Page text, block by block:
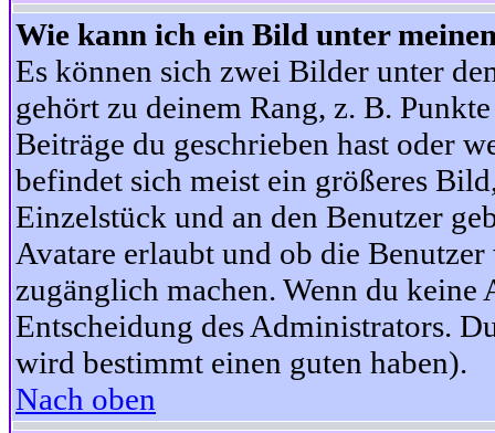
Wie kann ich ein Bild unter
Es können sich zwei Bilder unter
gehört zu deinem Rang, z. B.
Beiträge du geschrieben hast oder
befindet sich meist ein größeres
Einzelstück und an den Benutzer
Avatare erlaubt und ob die
zugänglich machen. Wenn du keine
Entscheidung des Administrators.
wird bestimmt einen guten haben).
Nach oben